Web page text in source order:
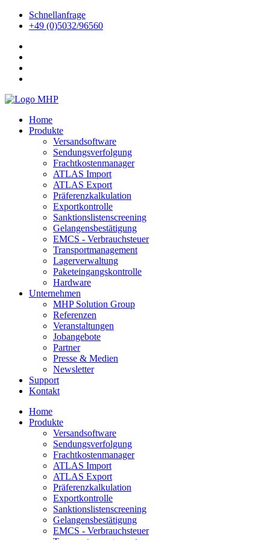
Schnellanfrage
+49 (0)5032/96560
Home
Produkte
Versandsoftware
Sendungsverfolgung
Frachtkostenmanager
ATLAS Import
ATLAS Export
Präferenzkalkulation
Exportkontrolle
Sanktionslistenscreening
Gelangensbestätigung
EMCS - Verbrauchsteuer
Transportmanagement
Lagerverwaltung
Paketeingangskontrolle
Hardware
Unternehmen
MHP Solution Group
Referenzen
Veranstaltungen
Jobangebote
Partner
Presse & Medien
Newsletter
Support
Kontakt
Home
Produkte
Versandsoftware
Sendungsverfolgung
Frachtkostenmanager
ATLAS Import
ATLAS Export
Präferenzkalkulation
Exportkontrolle
Sanktionslistenscreening
Gelangensbestätigung
EMCS - Verbrauchsteuer